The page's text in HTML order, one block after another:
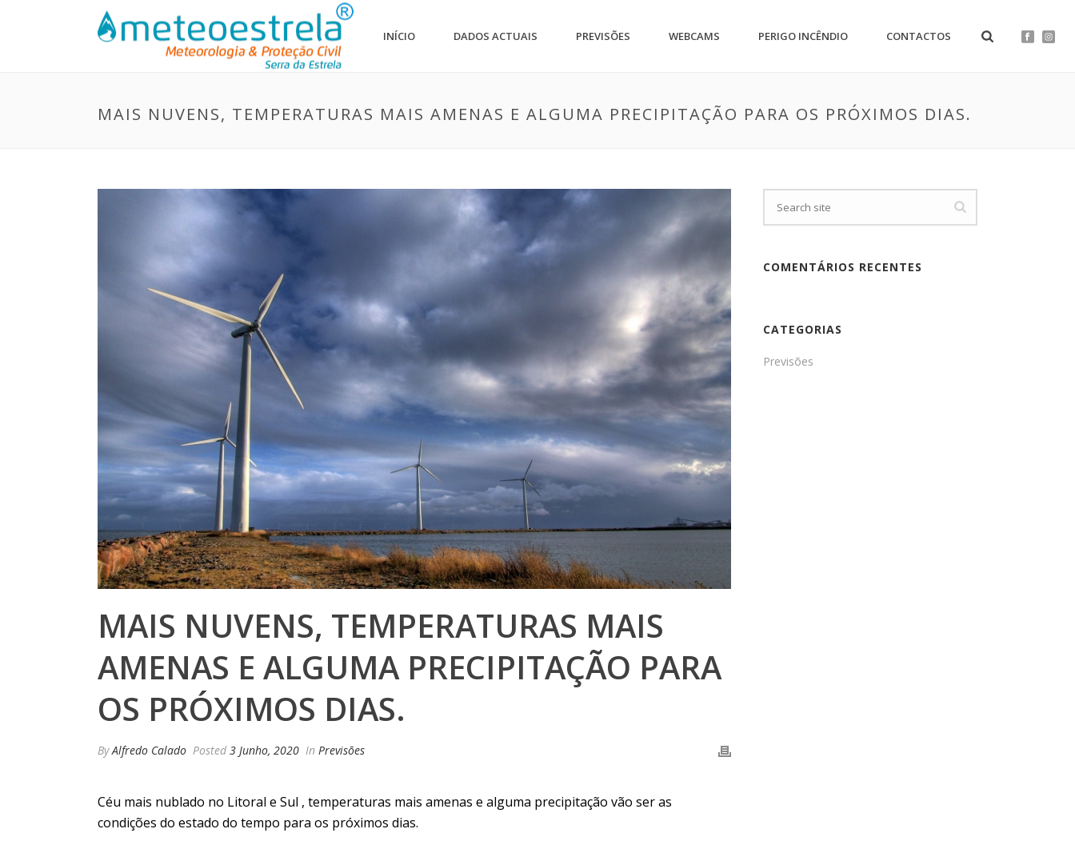
INÍCIO DADOS ACTUAIS PREVISÕES WEBCAMS PERIGO INCÊNDIO CONTACTOS
MAIS NUVENS, TEMPERATURAS MAIS AMENAS E ALGUMA PRECIPITAÇÃO PARA OS PRÓXIMOS DIAS.
MAIS NUVENS, TEMPERATURAS MAIS
AMENAS E ALGUMA PRECIPITAÇÃO PARA
OS PRÓXIMOS DIAS.
ByAlfredo Calado Posted 3 Junho, 2020 In Previsões
Céu mais nublado no Litoral e Sul , temperaturas mais amenas e alguma precipitação vão ser as
condições do estado do tempo para os próximos dias.
COMENTÁRIOS RECENTES
CATEGORIAS
Previsões